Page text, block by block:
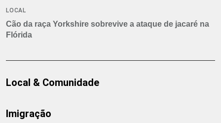
LOCAL
Cão da raça Yorkshire sobrevive a ataque de jacaré na
Flórida
Local & Comunidade
Imigração